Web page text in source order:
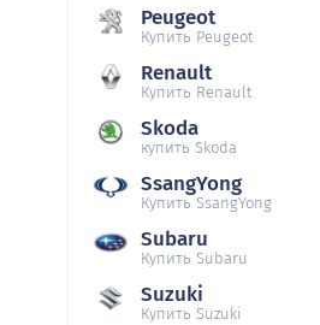
Peugeot
Купить Peugeot
Renault
Купить Renault
Skoda
купить Skoda
SsangYong
Купить SsangYong
Subaru
Купить Subaru
Suzuki
Купить Suzuki